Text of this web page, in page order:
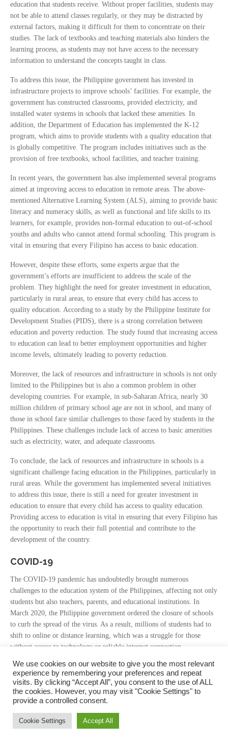
education that students receive. Without proper facilities, students may
not be able to attend classes regularly, or they may be distracted by
external factors, making it difficult for them to concentrate on their
studies. The lack of textbooks and teaching materials also hinders the
learning process, as students may not have access to the necessary
information to understand the concepts taught in class.
To address this issue, the Philippine government has invested in
infrastructure projects to improve schools’ facilities. For example, the
government has constructed classrooms, provided electricity, and
installed water systems in schools that lacked these amenities. In
addition, the Department of Education has implemented the K-12
program, which aims to provide students with a quality education that
is globally competitive. The program includes initiatives such as the
provision of free textbooks, school facilities, and teacher training.
In recent years, the government has also implemented several programs
aimed at improving access to education in remote areas. The above-
mentioned Alternative Learning System (ALS), aiming to provide basic
literacy and numeracy skills, as well as functional and life skills to its
learners, for example, provides non-formal education to out-of-school
youths and adults who cannot attend formal schooling. This program is
vital in ensuring that every Filipino has access to basic education.
However, despite these efforts, some experts argue that the
government’s efforts are insufficient to address the scale of the
problem. They highlight the need for greater investment in education,
particularly in rural areas, to ensure that every child has access to
quality education. According to a study by the Philippine Institute for
Development Studies (PIDS), there is a strong correlation between
education and poverty reduction. The study found that increasing access
to education can lead to better employment opportunities and higher
income levels, ultimately leading to poverty reduction.
Moreover, the lack of resources and infrastructure in schools is not only
limited to the Philippines but is also a common problem in other
developing countries. For example, in sub-Saharan Africa, nearly 30
million children of primary school age are not in school, and many of
those in school face similar challenges to those faced by students in the
Philippines. These challenges include lack of access to basic amenities
such as electricity, water, and adequate classrooms.
To conclude, the lack of resources and infrastructure in schools is a
significant challenge facing education in the Philippines, particularly in
rural areas. While the government has implemented several initiatives
to address this issue, there is still a need for greater investment in
education to ensure that every child has access to quality education.
Providing access to education is vital in ensuring that every Filipino has
the opportunity to reach their full potential and contribute to the
development of the country.
COVID-19
The COVID-19 pandemic has undoubtedly brought numerous
challenges to the education system of the Philippines, affecting not only
students but also teachers, parents, and educational institutions. In
March 2020, the Philippine government ordered the closure of schools
to curb the spread of the virus. As a result, millions of students had to
shift to online or distance learning, which was a struggle for those
without access to technology or reliable internet connection.
One of the major issues that the pandemic has exposed is the digital
divide. The digital divide refers to the gap between those who have
access to digital technologies and those who do not. In the context of
education, the digital divide means that students who lack access to
technology and the internet are at a disadvantage compared to those
who have them. According to a survey conducted by the Department of
We use cookies on our website to give you the most relevant
experience by remembering your preferences and repeat
visits. By clicking “Accept All”, you consent to the use of ALL
the cookies. However, you may visit "Cookie Settings" to
provide a controlled consent.
Cookie Settings Accept All